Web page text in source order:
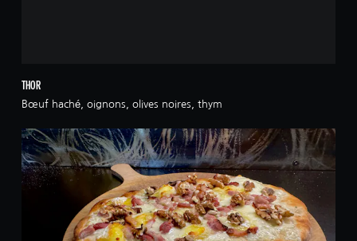
THOR
Bœuf haché, oignons, olives noires, thym